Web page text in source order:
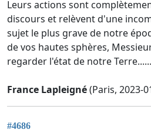
Leurs actions sont
discours et relèvent d'une
sujet le plus grave de notre
de vos hautes sphères,
regarder l'état de notre
France Lapleigné(Paris, 2023-
#4686